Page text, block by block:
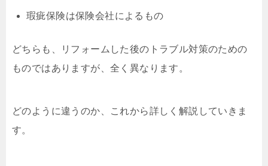
瑕疵保険は保険会社によるもの
どちらも、リフォームした後のトラブル対策のための
ものではありますが、全く異なります。
どのように違うのか、これから詳しく解説していきま
す。